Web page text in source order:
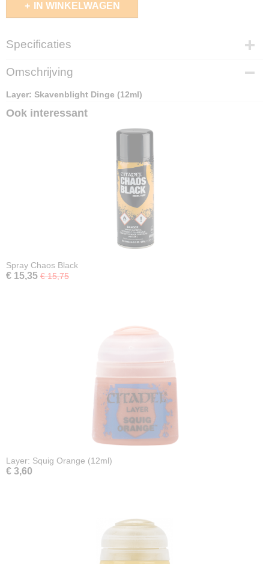
IN WINKELWAGEN
Specificaties
EAN code
5011921197620
Omschrijving
Layer: Skavenblight Dinge (12ml)
Ook interessant
Spray Chaos Black
€ 15,35 € 15,75
Layer: Squig Orange (12ml)
€ 3,60